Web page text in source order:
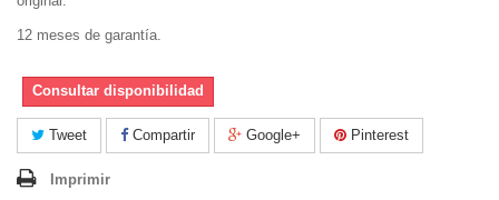
12 meses de garantía.
Consultar disponibilidad
Tweet Compartir Google+ Pinterest
Imprimir